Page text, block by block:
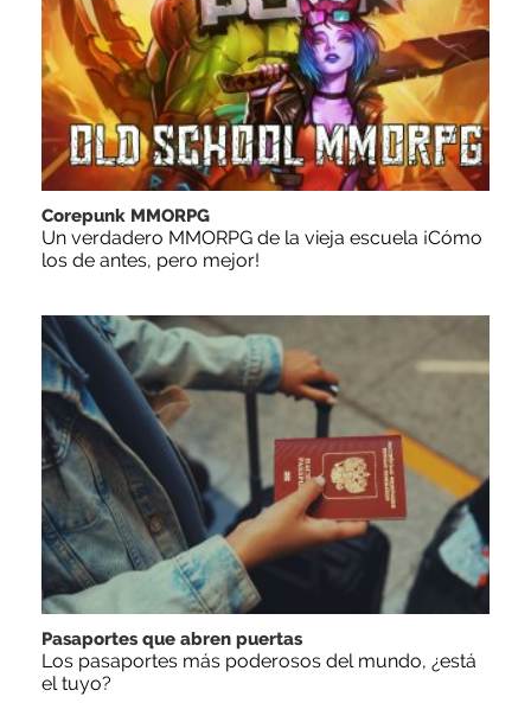
Corepunk MMORPG
Un verdadero MMORPG de la vieja escuela ¡Cómo
los de antes, pero mejor!
Pasaportes que abren puertas
Los pasaportes más poderosos del mundo, ¿está
el tuyo?